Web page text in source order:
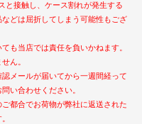
と接触し、ケース割れが発生する
どは屈折してしまう可能性もござ
も当店では責任を負いかねます。
ん。
メールが届いてから一週間経って
い合わせください。
都合でお荷物が弊社に返送された